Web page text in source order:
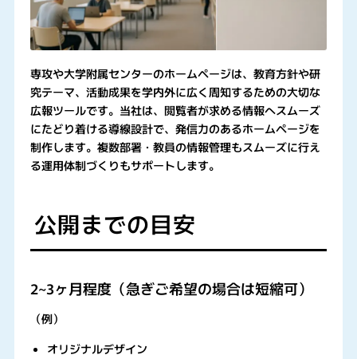
専攻や大学附属センターのホームページは、教育方針や研
究テーマ、活動成果を学内外に広く周知するための大切な
広報ツールです。当社は、閲覧者が求める情報へスムーズ
にたどり着ける導線設計で、発信力のあるホームページを
制作します。複数部署・教員の情報管理もスムーズに行え
る運用体制づくりもサポートします。
公開までの目安
2~3ヶ月程度（急ぎご希望の場合は短縮可）
（例）
オリジナルデザイン